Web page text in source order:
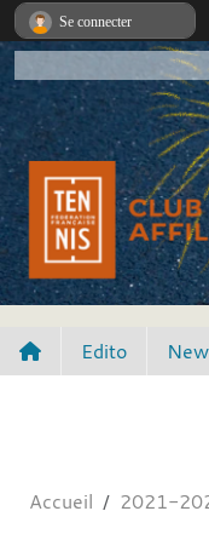
Edito
Accueil 2021-
Se connecter
Panneau de gestion des